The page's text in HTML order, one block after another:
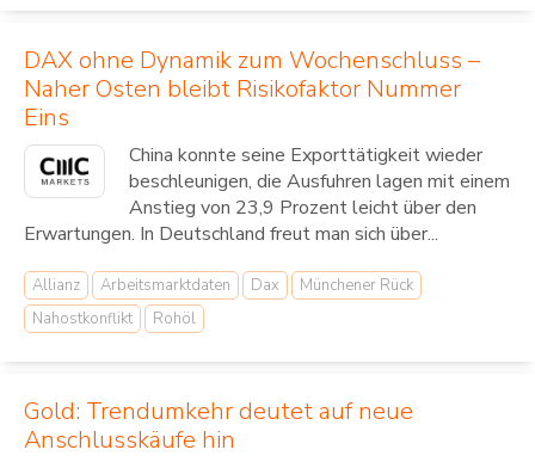
DAX ohne Dynamik zum Wochenschluss –
Naher Osten bleibt Risikofaktor Nummer
Eins
China konnte seine Exporttätigkeit wieder
beschleunigen, die Ausfuhren lagen mit einem
Anstieg von 23,9 Prozent leicht über den
Erwartungen. In Deutschland freut man sich über...
Allianz Arbeitsmarktdaten Dax
Münchener Rück
Nahostkonflikt
Rohöl
Gold: Trendumkehr deutet auf neue
Anschlusskäufe hin